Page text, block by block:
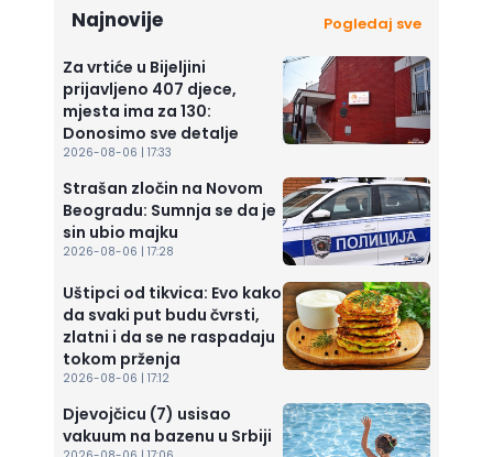
Najnovije Pogledaj sve
Za vrtiće u Bijeljini
prijavljeno 407 djece,
mjesta ima za 130:
Donosimo sve detalje
2026-08-06 | 17:33
Strašan zločin na Novom
Beogradu: Sumnja se da je
sin ubio majku
2026-08-06 | 17:28
Uštipci od tikvica: Evo kako
da svaki put budu čvrsti,
zlatni i da se ne raspadaju
tokom prženja
2026-08-06 | 17:12
Djevojčicu (7) usisao
vakuum na bazenu u Srbiji